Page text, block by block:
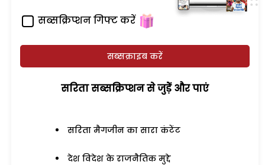
सब्सक्रिप्शन गिफ्ट करें
सब्सक्राइब करें
सरिता सब्सक्रिप्शन से जुड़ेें और पाएं
सरिता मैगजीन का सारा कंटेंट
देश विदेश के राजनैतिक मुद्दे